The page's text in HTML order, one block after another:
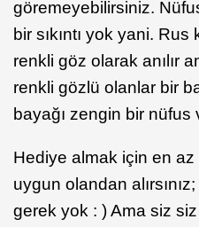
göremeyebilirsiniz.
bir sıkıntı yok yani. Rus
renkli göz olarak anılır
renkli gözlü olanlar bir
bayağı zengin bir nüfus
Hediye almak için en
uygun olandan
gerek yok : ) Ama siz